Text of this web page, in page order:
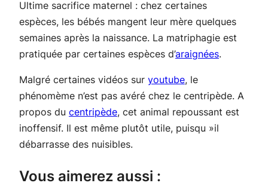
Ultime sacrifice maternel : chez certaines
espèces, les bébés mangent leur mère quelques
semaines après la naissance. La matriphagie est
pratiquée par certaines espèces d’araignées.
Malgré certaines vidéos sur youtube, le
phénomème n’est pas avéré chez le centripède. A
propos du centripède, cet animal repoussant est
inoffensif. Il est même plutôt utile, puisqu »il
débarrasse des nuisibles.
Vous aimerez aussi :